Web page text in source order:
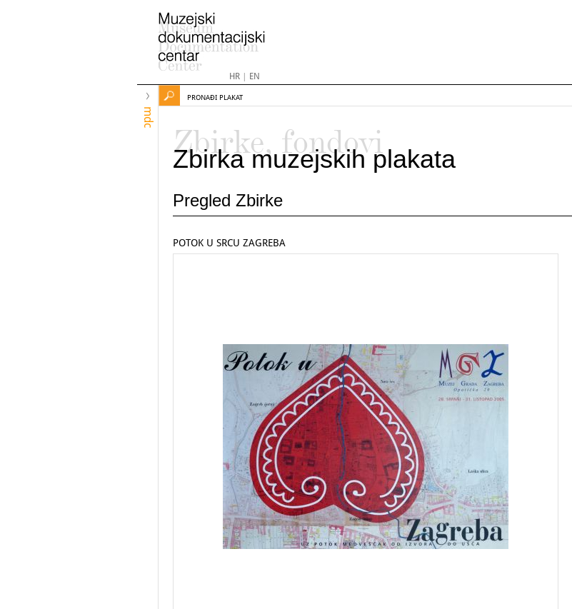
HR| EN
mdc
PRONAĐI PLAKAT
Zbirke, fondovi
Zbirka muzejskih plakata
Pregled Zbirke
POTOK U SRCU ZAGREBA